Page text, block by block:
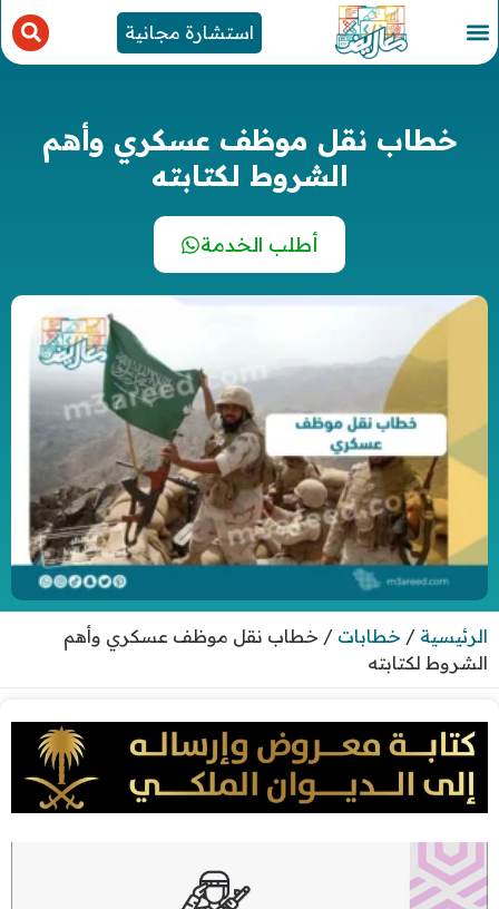
استشارة مجانية
خطاب نقل موظف عسكري وأهم
الشروط لكتابته
أطلب الخدمة
الرئيسية / خطابات / خطاب نقل موظف عسكري وأهم
الشروط لكتابته